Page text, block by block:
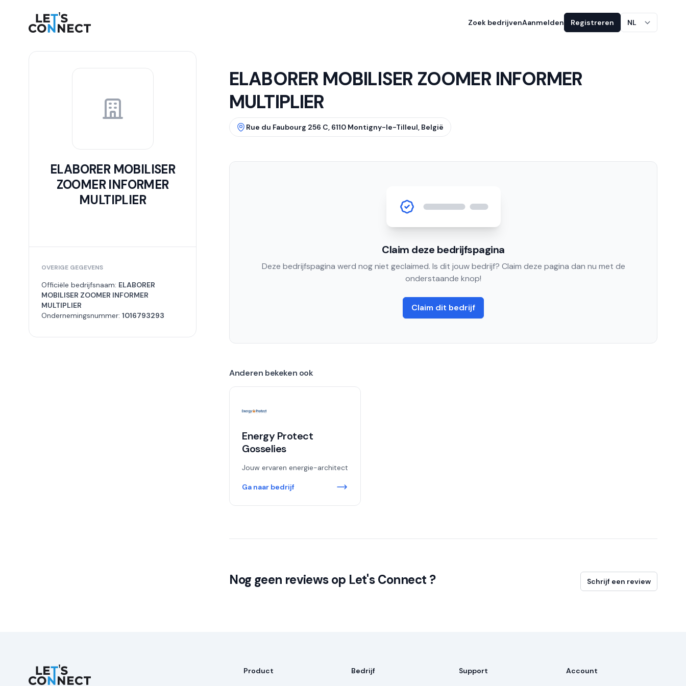
Let's Connect Zoek bedrijvenAanmelden Registreren NL
ELABORER MOBILISER
ZOOMER INFORMER
MULTIPLIER
OVERIGE GEGEVENS
Officiële bedrijfsnaam: ELABORER
MOBILISER ZOOMER INFORMER
MULTIPLIER
Ondernemingsnummer: 1016793293
ELABORER MOBILISER ZOOMER INFORMER
MULTIPLIER
Rue du Faubourg 256 C, 6110 Montigny-le-Tilleul, België
Claim deze bedrijfspagina
Deze bedrijfspagina werd nog niet geclaimed. Is dit jouw bedrijf? Claim deze pagina dan nu met de
onderstaande knop!
Claim dit bedrijf
Anderen bekeken ook
Energy Protect
Gosselies
Jouw ervaren energie-architect
Ga naar bedrijf
Nog geen reviews op Let's Connect ? Schrijf een review
Let's Connect
Product
Bedrijf
Support
Account